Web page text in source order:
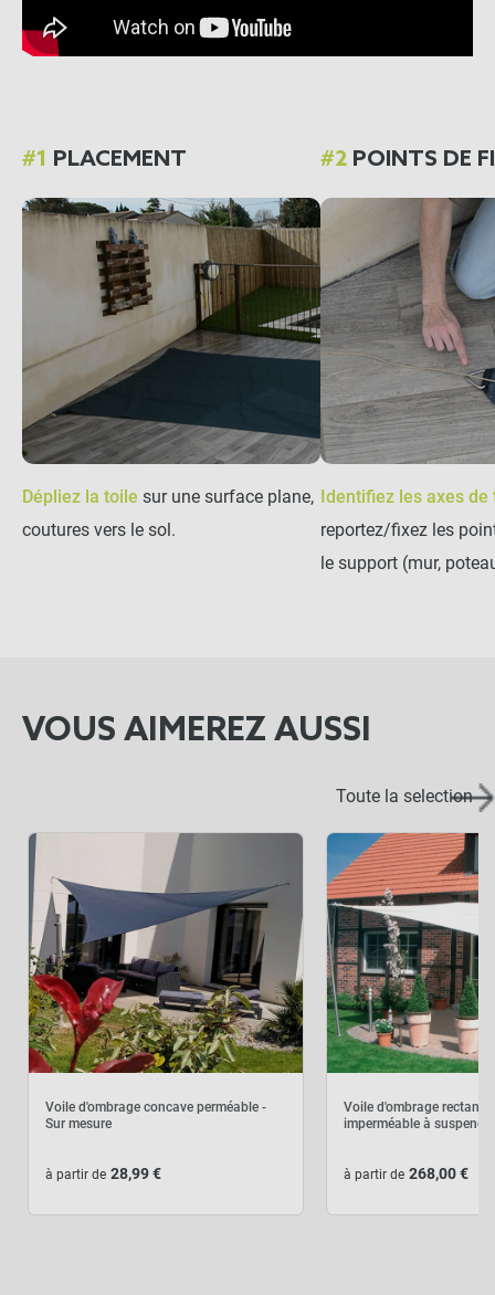
Poteau télescopique pour
- +
Mât de voile d'ombrage
rond 5 points d'accroche
accessoires inclus
165,90 € - +
Mât pour voile d'ombrage
elliptique 6 points
d'accroche accessoires
- +
AJOUTER L'ENSEMBLE AU
#1 PLACEMENT
Dépliez la toile sur une surface plane,
coutures vers le sol.
#2 POINTS DE
Identifiez les axes de
reportez/fixez les
le support (mur,
VOUS AIMEREZ AUSSI
Toute la selection
Voile d'ombrage concave perméable -
Sur mesure
à partir de 28,99 €
Voile d'ombrage
imperméable à suspendre
à partir de 268,00 €